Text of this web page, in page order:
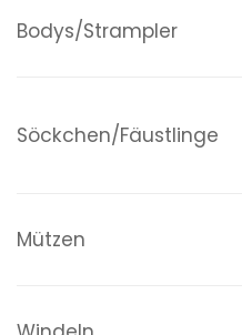
Bodys/Strampler
Söckchen/Fäustlinge
Mützen